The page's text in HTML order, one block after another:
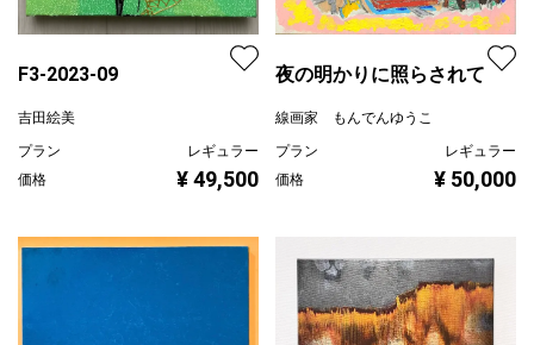
F3-2023-09
吉田絵美
プラン
レギュラー
価格
¥ 49,500
夜の明かりに照らされて
線画家 もんでんゆうこ
プラン
レギュラー
価格
¥ 50,000